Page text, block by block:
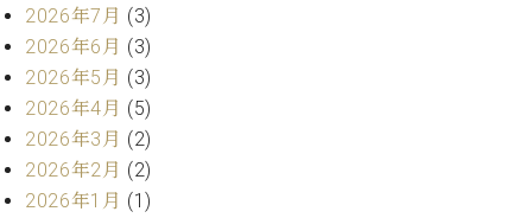
ベ
ヒ
シ
タ
イ
ン
コ
シ
ュ
タ
イ
ン・
ュ
ー
ト
レ
ッ
ス
イ
ベ
シュ
タイ
ン・
シュ
ーレ
案
内
お
合
せ
2026年7月 (3)
2026年6月 (3)
2026年5月 (3)
2026年4月 (5)
2026年3月 (2)
2026年2月 (2)
2026年1月 (1)